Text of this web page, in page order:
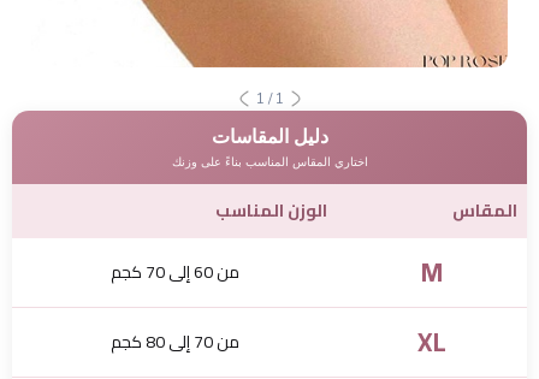
1
/
1
دليل المقاسات
اختاري المقاس المناسب بناءً على وزنك
المقاس الوزن المناسب
M من 60 إلى 70 كجم
XL من 70 إلى 80 كجم